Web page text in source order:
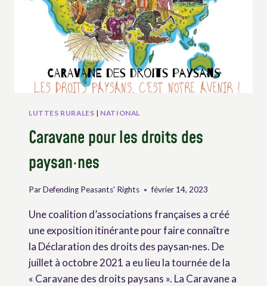
LUTTES RURALES | NATIONAL
Caravane pour les droits des
paysan·nes
ParDefending Peasants' Rights février 14, 2023
Une coalition d’associations françaises a créé
une exposition itinérante pour faire connaître
la Déclaration des droits des paysan·nes. De
juillet à octobre 2021 a eu lieu la tournée de la
« Caravane des droits paysans ». La Caravane a